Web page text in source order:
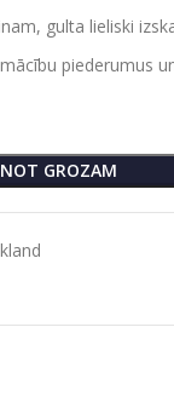
gulta lieliski
piederumus
GROZAM